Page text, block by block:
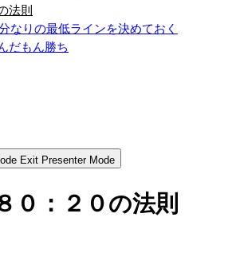
法則
なりの最低ラインを決めておく
だもん勝ち
Exit Presenter Mode
０：２０の法則